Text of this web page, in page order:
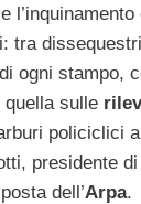
e
tra
ogni stampo,
quella sulle
policiclici
presidente di
dell’Arpa.